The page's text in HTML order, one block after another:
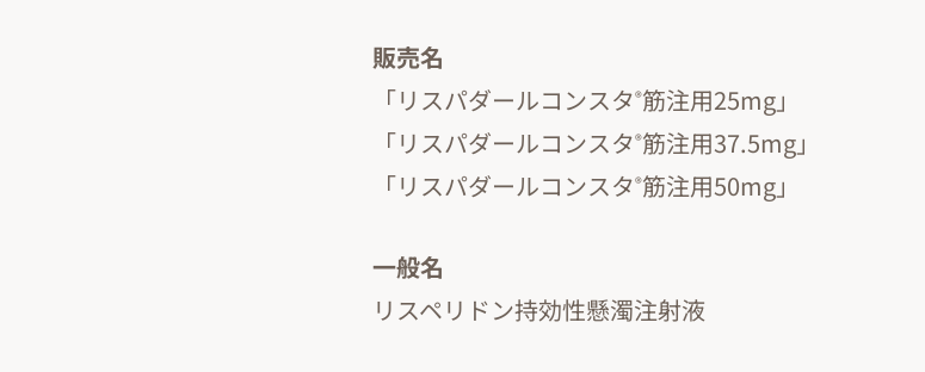
販売名
「リスパダールコンスタ®筋注用25mg」
「リスパダールコンスタ®筋注用37.5mg」
「リスパダールコンスタ®筋注用50mg」
一般名
リスペリドン持効性懸濁注射液